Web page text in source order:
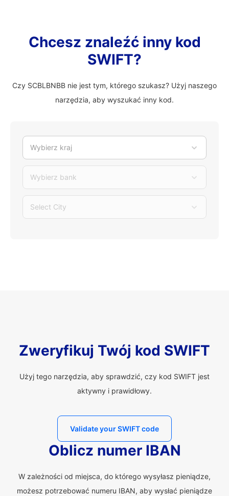
Chcesz znaleźć inny kod
SWIFT?
Czy SCBLBNBB nie jest tym, którego szukasz? Użyj naszego
narzędzia, aby wyszukać inny kod.
Wybierz kraj
Wybierz bank
Select City
Zweryfikuj Twój kod SWIFT
Użyj tego narzędzia, aby sprawdzić, czy kod SWIFT jest
aktywny i prawidłowy.
Validate your SWIFT code
Oblicz numer IBAN
W zależności od miejsca, do którego wysyłasz pieniądze,
możesz potrzebować numeru IBAN, aby wysłać pieniądze